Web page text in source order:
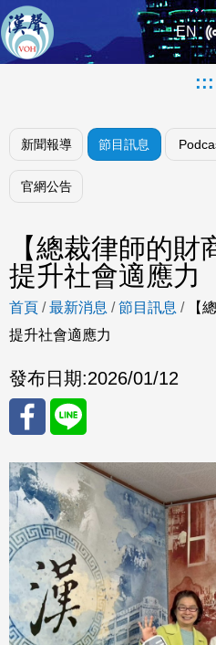
EN
:::
新聞報導 節目訊息
官網公告
【總裁律師的
提升社會適應力
首頁 /最新消息 /節目訊息 /
【
提升社會適應力
發布日期:2026/01/12
分享
至
Fac
eBo
ok
分享
至
Line